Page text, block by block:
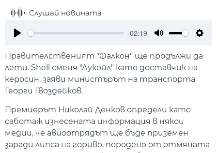
Слушай новината
-02:19
Правителственият "Фалкон" ще продължи да
лети. Shell сменя "Лукойл" като доставчик на
керосин, заяви министърът на транспорта
Георги Гвоздейков.
Премиерът Николай Денков определи като
саботаж изнесената информация в някои
медии, че авиоотрядът ще бъде приземен
заради липса на гориво, породено от отмяната